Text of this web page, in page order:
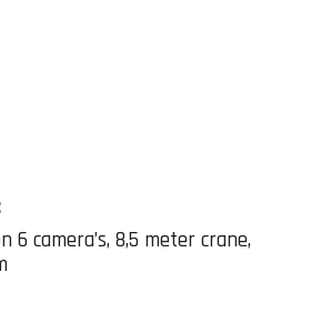
6 camera’s, 8,5 meter crane,